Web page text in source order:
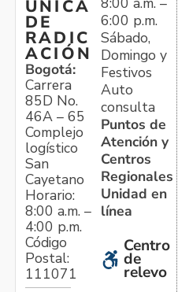
ÚNICA
DE
RADIC
ACIÓN
Bogotá:
Carrera
85D No.
46A – 65
Complejo
logístico
San
Cayetano
Horario:
8:00 a.m. –
4:00 p.m.
Código
Postal:
111071
6:00 p.m.
Sábado,
Domingo y
Festivos
Auto
consulta
Puntos de
Atención y
Centros
Regionales
Unidad en
línea
Centro
de
relevo